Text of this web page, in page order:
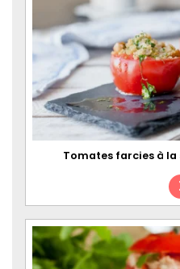
Tomates farcies à